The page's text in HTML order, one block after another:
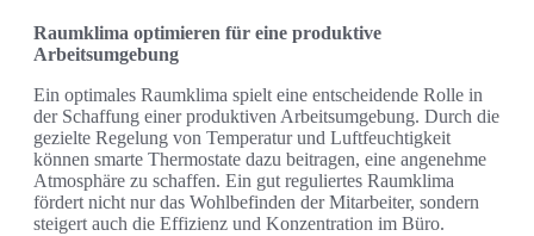
Raumklima optimieren für eine produktive
Arbeitsumgebung
Ein optimales Raumklima spielt eine entscheidende Rolle in
der Schaffung einer produktiven Arbeitsumgebung. Durch die
gezielte Regelung von Temperatur und Luftfeuchtigkeit
können smarte Thermostate dazu beitragen, eine angenehme
Atmosphäre zu schaffen. Ein gut reguliertes Raumklima
fördert nicht nur das Wohlbefinden der Mitarbeiter, sondern
steigert auch die Effizienz und Konzentration im Büro.